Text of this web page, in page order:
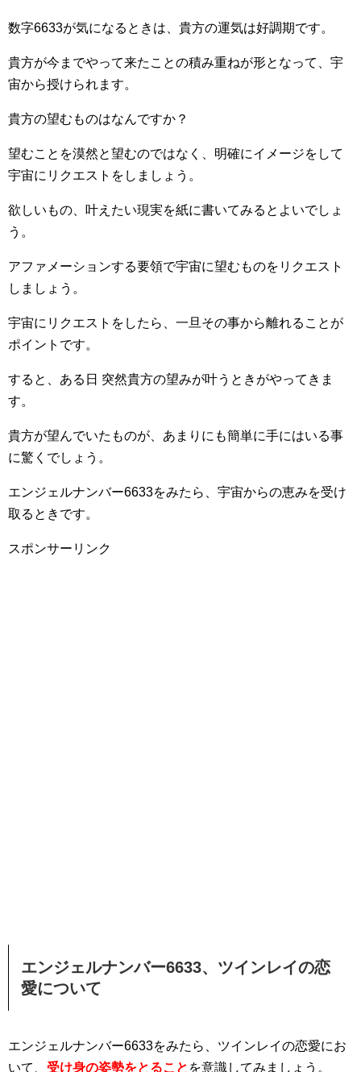
数字6633が気になるときは、貴方の運気は好調期です。
貴方が今までやって来たことの積み重ねが形となって、宇
宙から授けられます。
貴方の望むものはなんですか？
望むことを漠然と望むのではなく、明確にイメージをして
宇宙にリクエストをしましょう。
欲しいもの、叶えたい現実を紙に書いてみるとよいでしょ
う。
アファメーションする要領で宇宙に望むものをリクエスト
しましょう。
宇宙にリクエストをしたら、一旦その事から離れることが
ポイントです。
すると、ある日 突然貴方の望みが叶うときがやってきま
す。
貴方が望んでいたものが、あまりにも簡単に手にはいる事
に驚くでしょう。
エンジェルナンバー6633をみたら、宇宙からの恵みを受け
取るときです。
スポンサーリンク
エンジェルナンバー6633、ツインレイの恋
愛について
エンジェルナンバー6633をみたら、ツインレイの恋愛にお
いて、 受け身の姿勢をとること を意識してみましょう。